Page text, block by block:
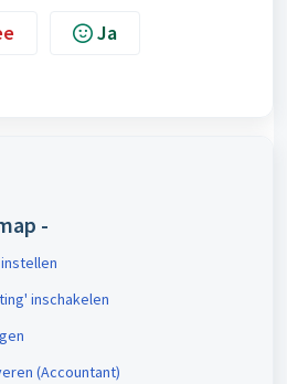
Ja
-
inschakelen
(Accountant)